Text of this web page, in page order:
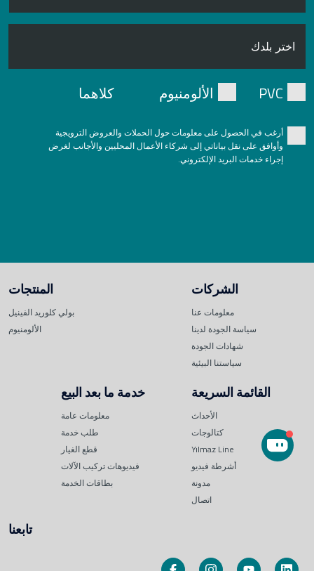
PVC الألومنيوم كلاهما
أرغب في الحصول على معلومات حول الحملات والعروض الترويجية
وأوافق على نقل بياناتي إلى شركاء الأعمال المحليين والأجانب لغرض
إجراء خدمات البريد الإلكتروني.
الشركات
معلومات عنا
سياسة الجودة لدينا
شهادات الجودة
سياستنا البيئية
المنتجات
بولي كلوريد الفينيل
الألومنيوم
القائمة السريعة
الأحداث
كتالوجات
Yılmaz Line
أشرطة فيديو
مدونة
اتصال
خدمة ما بعد البيع
معلومات عامة
طلب خدمة
قطع الغيار
فيديوهات تركيب الآلات
بطاقات الخدمة
تابعنا